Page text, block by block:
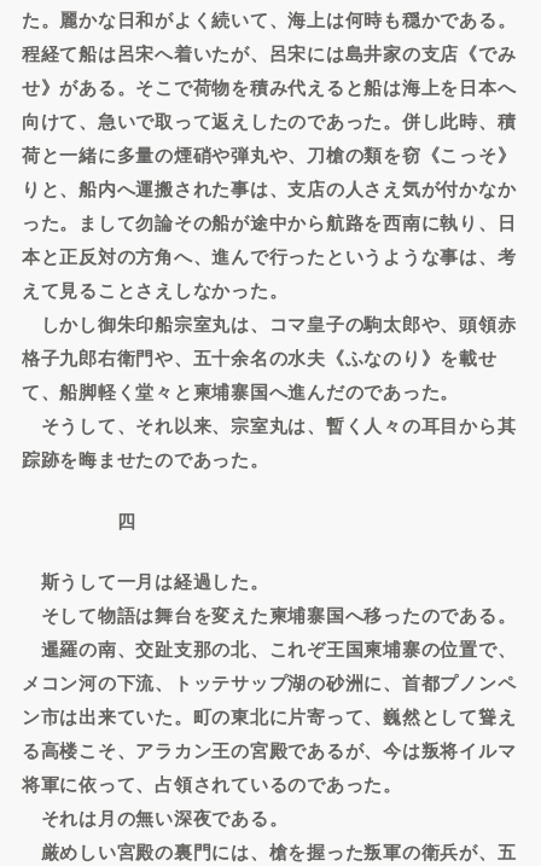
た。麗かな日和がよく続いて、海上は何時も穏かである。
程経て船は呂宋へ着いたが、呂宋には島井家の支店《でみ
せ》がある。そこで荷物を積み代えると船は海上を日本へ
向けて、急いで取って返えしたのであった。併し此時、積
荷と一緒に多量の煙硝や弾丸や、刀槍の類を窃《こっそ》
りと、船内へ運搬された事は、支店の人さえ気が付かなか
った。まして勿論その船が途中から航路を西南に執り、日
本と正反対の方角へ、進んで行ったというような事は、考
えて見ることさえしなかった。
しかし御朱印船宗室丸は、コマ皇子の駒太郎や、頭領赤
格子九郎右衛門や、五十余名の水夫《ふなのり》を載せ
て、船脚軽く堂々と柬埔寨国へ進んだのであった。
そうして、それ以来、宗室丸は、暫く人々の耳目から其
踪跡を晦ませたのであった。
四
斯うして一月は経過した。
そして物語は舞台を変えた柬埔寨国へ移ったのである。
暹羅の南、交趾支那の北、これぞ王国柬埔寨の位置で、
メコン河の下流、トッテサップ湖の砂洲に、首都プノンペ
ン市は出来ていた。町の東北に片寄って、巍然として聳え
る高楼こそ、アラカン王の宮殿であるが、今は叛将イルマ
将軍に依って、占領されているのであった。
それは月の無い深夜である。
厳めしい宮殿の裏門には、槍を握った叛軍の衛兵が、五